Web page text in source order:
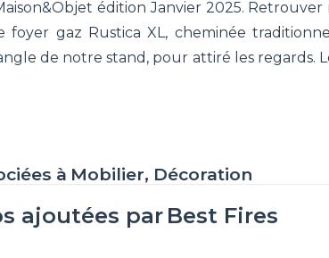
édition Janvier 2025.
foyer gaz Rustica XL, cheminée
de notre stand, pour attiré les regards.
à Mobilier, Décoration
ajoutées par Best Fires